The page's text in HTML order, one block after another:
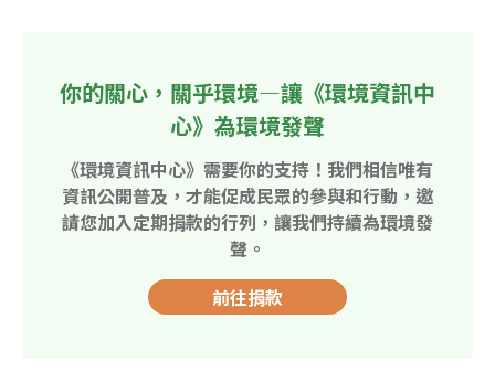
你的關心，關乎環境—讓《環境資訊中
心》為環境發聲
《環境資訊中心》需要你的支持！我們相信唯有
資訊公開普及，才能促成民眾的參與和行動，邀
請您加入定期捐款的行列，讓我們持續為環境發
聲。
前往捐款